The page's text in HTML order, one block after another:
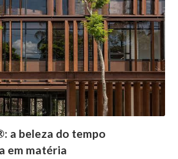
a beleza do tempo
em matéria